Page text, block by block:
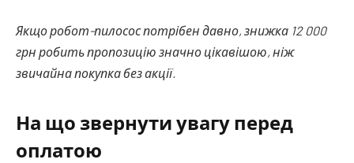
Якщо робот-пилосос потрібен давно, знижка 12 000
грн робить пропозицію значно цікавішою, ніж
звичайна покупка без акції.
На що звернути увагу перед
оплатою